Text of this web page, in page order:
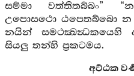
සම්මා වත්තිතබ්බං”
උපොසථො ඨපෙතබ්බො න
නයින් සමථක්‍ඛන්‍ධකයෙහි
සියලු තන්හි ප්‍රකටමය.
අට්ඨක